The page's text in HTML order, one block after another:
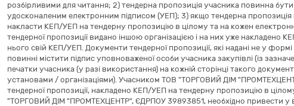
розбірливими для читання; 2) тендерна пропозиція учасника повинна
удосконаленим електронним підписом (УЕП); 3) якщо тендерна пропозиція
накласти КЕП/УЕП на тендерну пропозицію в цілому та на кожен
тендерної пропозиції видано іншою організацією і на них уже накладено
нього свій КЕП/УЕП. Документи тендерної пропозиції, які надані не у
повинні містити підпис уповноваженої особи учасника закупівлі (із
печатки учасника (у разі використання) на кожній сторінці такого
установами / організаціями). Учасником ТОВ "ТОРГОВИЙ ДІМ
тендерної пропозиції, накладено КЕП/УЕП на тендерну пропозицію в
"ТОРГОВИЙ ДІМ "ПРОМТЕХЦЕНТР", ЄДРПОУ 39893851, необхідно привести у